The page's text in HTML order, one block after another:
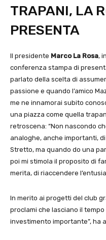
TRAPANI, LA
PRESENTA
Il presidente Marco La Rosa,
conferenza stampa di
parlato della scelta di
passione e quando l’amico
me ne innamorai subito
una piazza come quella
retroscena: “Non nascondo
analoghe, anche importanti,
Stretto, ma quando do una
poi mi stimola il proposito di
merita, di riaccendere
In merito ai progetti del club
proclami che lasciano il
investimento importante”, ha